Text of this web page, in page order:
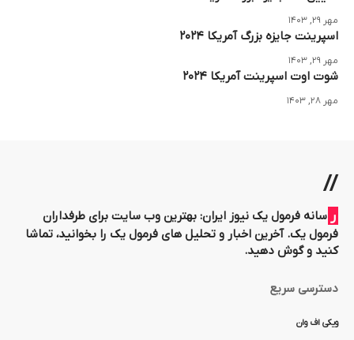
مهر ۲۹, ۱۴۰۳
اسپرینت جایزه بزرگ آمریکا ۲۰۲۴
مهر ۲۹, ۱۴۰۳
شوت اوت اسپرینت آمریکا ۲۰۲۴
مهر ۲۸, ۱۴۰۳
//
رسانه فرمول یک نیوز ایران: بهترین وب سایت برای طرفداران
فرمول یک. آخرین اخبار و تحلیل های فرمول یک را بخوانید، تماشا
کنید و گوش دهید.
دسترسی سریع
ویکی اف وان